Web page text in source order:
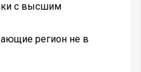
с высшим
регион не в